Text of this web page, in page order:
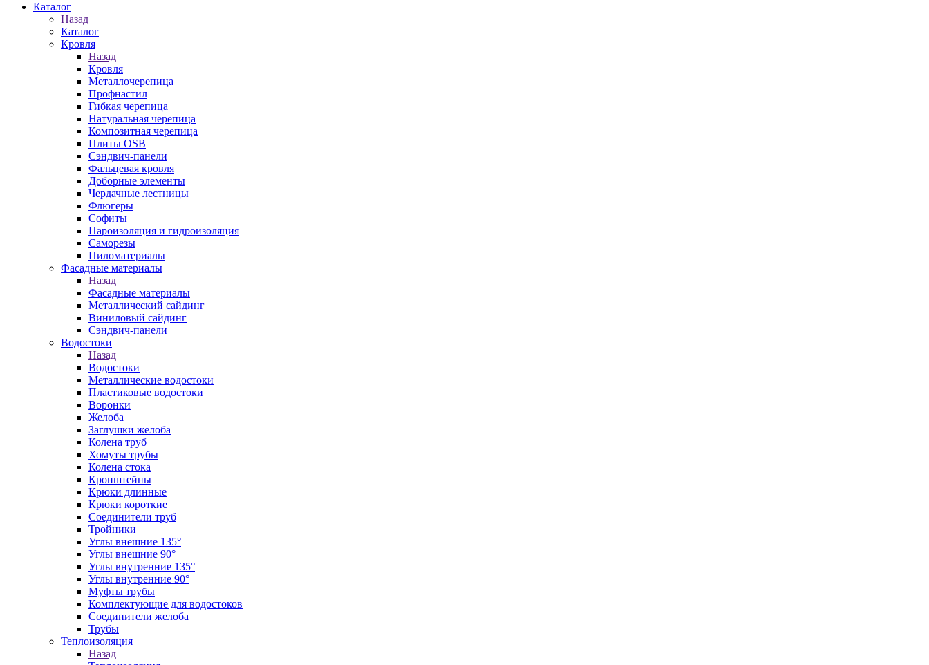
Каталог
Назад
Каталог
Кровля
Назад
Кровля
Металлочерепица
Профнастил
Гибкая черепица
Натуральная черепица
Композитная черепица
Плиты OSB
Сэндвич-панели
Фальцевая кровля
Доборные элементы
Чердачные лестницы
Флюгеры
Софиты
Пароизоляция и гидроизоляция
Саморезы
Пиломатериалы
Фасадные материалы
Назад
Фасадные материалы
Металлический сайдинг
Виниловый сайдинг
Сэндвич-панели
Водостоки
Назад
Водостоки
Металлические водостоки
Пластиковые водостоки
Воронки
Желоба
Заглушки желоба
Колена труб
Хомуты трубы
Колена стока
Кронштейны
Крюки длинные
Крюки короткие
Соединители труб
Тройники
Углы внешние 135°
Углы внешние 90°
Углы внутренние 135°
Углы внутренние 90°
Муфты трубы
Комплектующие для водостоков
Соединители желоба
Трубы
Теплоизоляция
Назад